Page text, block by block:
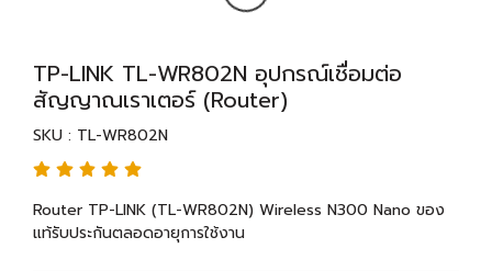
TP-LINK TL-WR802N อุปกรณ์เชื่อมต่อ
สัญญาณเราเตอร์ (Router)
SKU : TL-WR802N
Router TP-LINK (TL-WR802N) Wireless N300 Nano ของ
แท้รับประกันตลอดอายุการใช้งาน